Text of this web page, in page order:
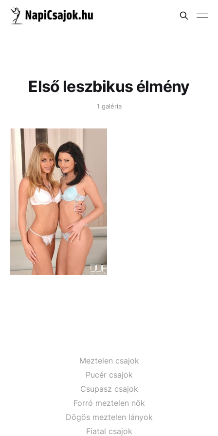
Első leszbikus élmény
1 galéria
Meztelen csajok
Pucér csajok
Csupasz csajok
Forró meztelen nők
Dögös meztelen lányok
Fiatal csajok